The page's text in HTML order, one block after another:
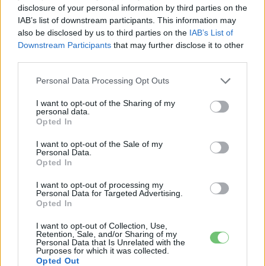
disclosure of your personal information by third parties on the
IAB’s list of downstream participants. This information may
also be disclosed by us to third parties on the IAB’s List of
Downstream Participants that may further disclose it to other
Personal Data Processing Opt Outs
I want to opt-out of the Sharing of my
personal data.
Opted In
I want to opt-out of the Sale of my
Personal Data.
Opted In
I want to opt-out of processing my
Personal Data for Targeted Advertising.
Opted In
I want to opt-out of Collection, Use,
Retention, Sale, and/or Sharing of my
Personal Data that Is Unrelated with the
Purposes for which it was collected.
Opted Out
Hivatalos papírokban bukkant fel a Smart #2
– kiderült az ár...
2026-08-08
Porsche új vezére: jön az elektromos 718, és
marad a Taycan...
2026-08-09
szabadul a kínai akkumulátoroktól
Továbbiak
Legutolsó cikkek